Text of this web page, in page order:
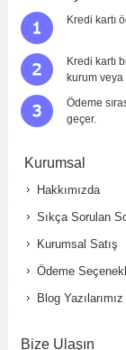
Kredi kartı
Kredi kartı
kurum veya
Ödeme
geçer.
Kurumsal
Hakkımızda
Sıkça Sorulan
Kurumsal Satış
Ödeme
Blog Yazılarımız
Bize Ulaşın